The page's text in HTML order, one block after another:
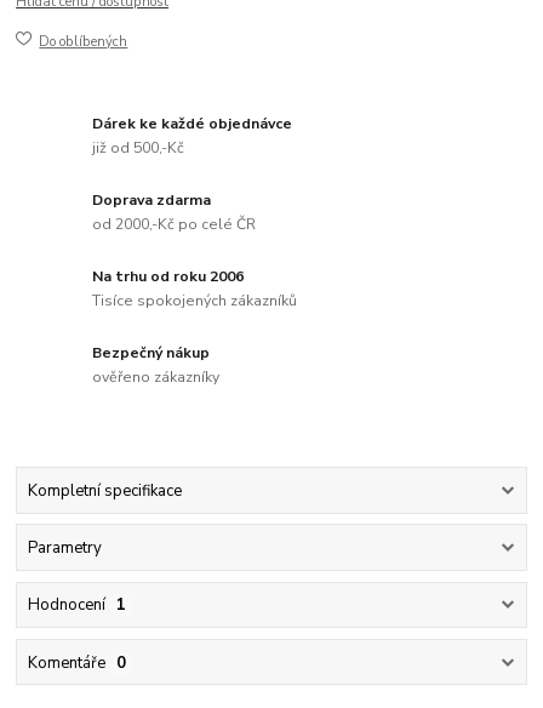
Do oblíbených
Dárek ke každé objednávce
již od 500,-Kč
Doprava zdarma
od 2000,-Kč po celé ČR
Na trhu od roku 2006
Tisíce spokojených zákazníků
Bezpečný nákup
ověřeno zákazníky
Kompletní specifikace
Parametry
Hodnocení 1
Komentáře 0